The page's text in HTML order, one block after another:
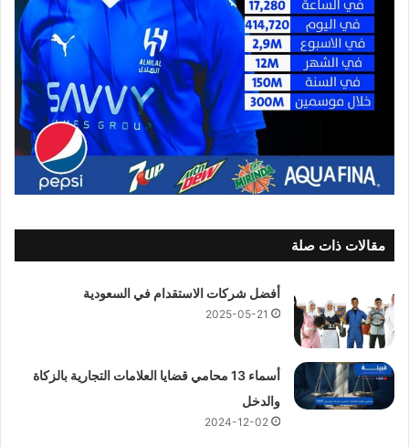
مقالات ذات صلة
أفضل شركات الاستقدام في السعودية
2025-05-21
أسماء 13 محامي قضايا العلامات التجارية بالزكاة
والدخل
2024-12-02